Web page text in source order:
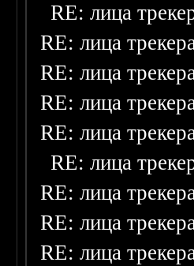
RE: лица
RE: лица
RE: лица
RE: лица
RE: лица
RE: лица
RE: лица
RE: лица
RE: лица